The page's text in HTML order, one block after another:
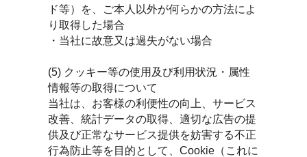
ド等）を、ご本人以外が何らかの方法によ
り取得した場合
・当社に故意又は過失がない場合
(5) クッキー等の使用及び利用状況・属性
情報等の取得について
当社は、お客様の利便性の向上、サービス
改善、統計データの取得、適切な広告の提
供及び正常なサービス提供を妨害する不正
行為防止等を目的として、Cookie（これに